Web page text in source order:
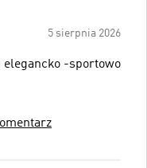
5 sierpnia 2026
elegancko -sportowo